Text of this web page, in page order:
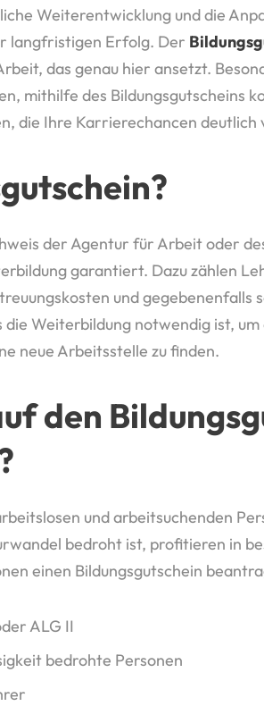
Weiterentwicklung und die
langfristigen Erfolg. Der
das genau hier ansetzt.
mithilfe des Bildungsgutscheins
die Ihre Karrierechancen deutlich
der Agentur für Arbeit oder
garantiert. Dazu zählen
und gegebenenfalls
Weiterbildung notwendig ist, um
neue Arbeitsstelle zu finden.
den
und arbeitsuchenden
bedroht ist, profitieren in
einen Bildungsgutschein
ALG II
bedrohte Personen